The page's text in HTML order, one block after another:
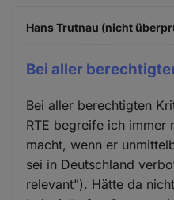
Hans Trutnau (nicht
Bei aller
Bei aller berechtigten
RTE begreife ich immer
macht, wenn er
sei in Deutschland
relevant"). Hätte da